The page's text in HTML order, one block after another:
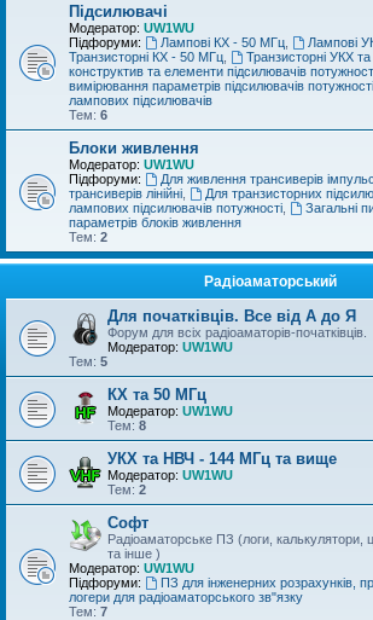
Підсилювачі
Модератор: UW1WU
Підфоруми:
Лампові КХ - 50 МГц, Лампові
Транзисторні КХ - 50 МГц
Транзисторні УКХ
конструктив та елементи підсилювачів
вимірювання параметрів підсилювачів потужності
лампових підсилювачів
Тем: 6
Блоки живлення
Модератор: UW1WU
Підфоруми:
Для живлення трансиверів
трансиверів лінійні
Для транзисторних
лампових підсилювачів потужності
Загальні
параметрів блоків живлення
Тем: 2
Радіоаматорський
Для початківців. Все від А до Я
Форум для всіх радіоаматорів-початківців.
Модератор: UW1WU
Тем: 5
КХ та 50 МГц
Модератор: UW1WU
Тем: 8
УКХ та НВЧ - 144 МГц та вище
Модератор: UW1WU
Тем: 2
Софт
Радіоаматорське ПЗ (логи, калькулятори,
та інше )
Модератор: UW1WU
Підфоруми:
ПЗ для інженерних розрахунків,
логери для радіоаматорського зв"язку
Тем: 7